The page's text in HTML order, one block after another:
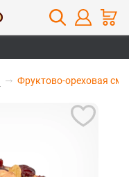
Фруктово-ореховая